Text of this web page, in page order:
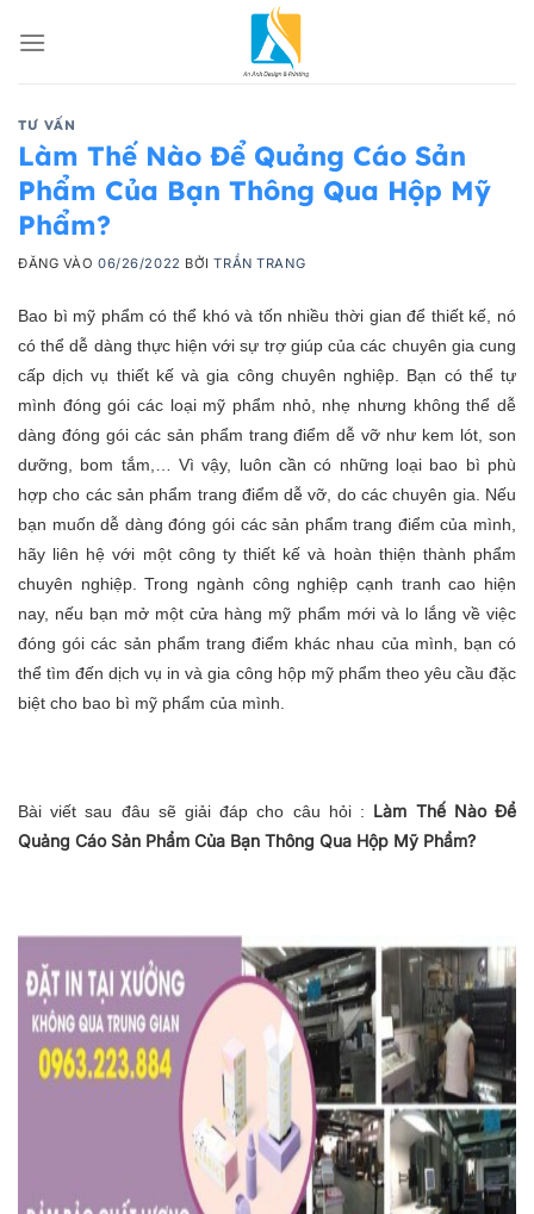
qua
TƯ VẤN
Làm Thế Nào Để Quảng Cáo Sản
Phẩm Của Bạn Thông Qua Hộp Mỹ
Phẩm?
ĐĂNG VÀO06/26/2022 BỞITRẦN TRANG
Bao bì mỹ phẩm có thể khó và tốn nhiều thời gian để thiết kế, nó
có thể dễ dàng thực hiện với sự trợ giúp của các chuyên gia cung
cấp dịch vụ thiết kế và gia công chuyên nghiệp. Bạn có thể tự
mình đóng gói các loại mỹ phẩm nhỏ, nhẹ nhưng không thể dễ
dàng đóng gói các sản phẩm trang điểm dễ vỡ như kem lót, son
dưỡng, bom tắm,… Vì vậy, luôn cần có những loại bao bì phù
hợp cho các sản phẩm trang điểm dễ vỡ, do các chuyên gia. Nếu
bạn muốn dễ dàng đóng gói các sản phẩm trang điểm của mình,
hãy liên hệ với một công ty thiết kế và hoàn thiện thành phẩm
chuyên nghiệp. Trong ngành công nghiệp cạnh tranh cao hiện
nay, nếu bạn mở một cửa hàng mỹ phẩm mới và lo lắng về việc
đóng gói các sản phẩm trang điểm khác nhau của mình, bạn có
thể tìm đến dịch vụ in và gia công hộp mỹ phẩm theo yêu cầu đặc
biệt cho bao bì mỹ phẩm của mình.
Bài viết sau đâu sẽ giải đáp cho câu hỏi : Làm Thế Nào Để
Quảng Cáo Sản Phẩm Của Bạn Thông Qua Hộp Mỹ Phẩm?